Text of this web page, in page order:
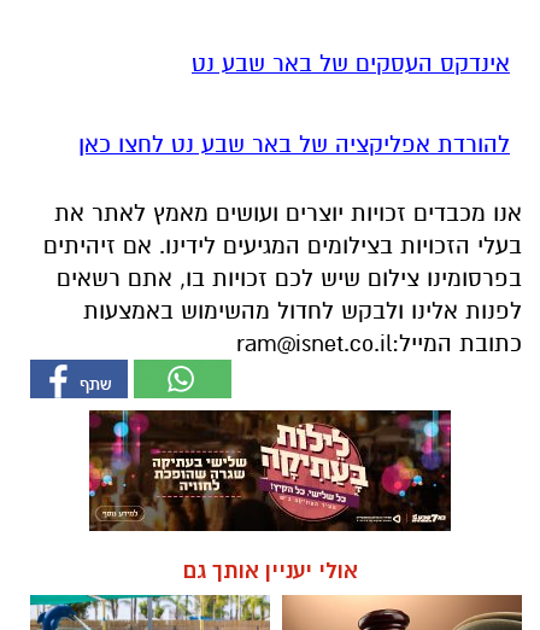
אינדקס העסקים של באר שבע נט
להורדת אפליקציה של באר שבע נט לחצו כאן
אנו מכבדים זכויות יוצרים ועושים מאמץ לאתר את
בעלי הזכויות בצילומים המגיעים לידינו. אם זיהיתים
בפרסומינו צילום שיש לכם זכויות בו, אתם רשאים
לפנות אלינו ולבקש לחדול מהשימוש באמצעות
כתובת המייל:ram@isnet.co.il
אולי יעניין אותך גם